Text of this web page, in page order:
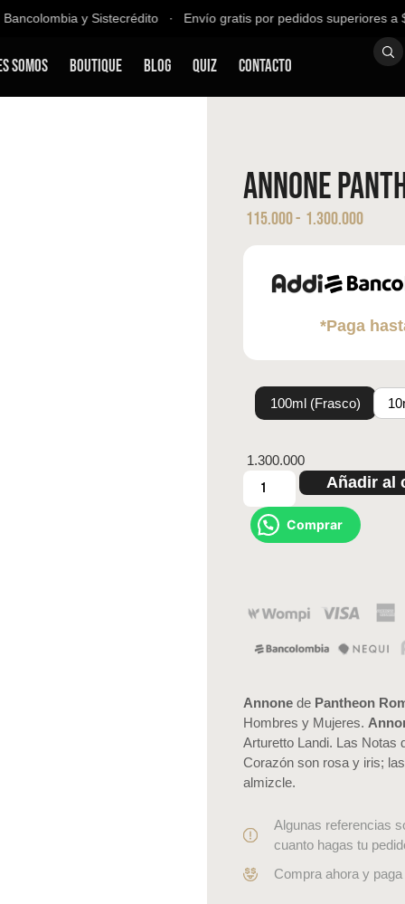
y Sistecrédito ∙ Envío gratis por pedidos superiores a
Somos Boutique Blog QUIZ Contacto
Annone
115.000- 1.300.000
*Paga
100ml (Frasco)
1.300.000
Añadir al
Comprar
Annone de Pantheon
Hombres y Mujeres.
Arturetto Landi. Las Notas
Corazón son rosa y iris;
almizcle.
Algunas referencias
cuanto hagas tu
Compra ahora y